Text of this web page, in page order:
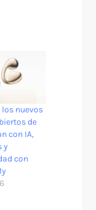
nuevos
de
con IA,
y
con